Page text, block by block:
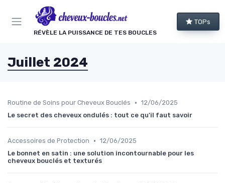
RÉVÈLE LA PUISSANCE DE TES BOUCLES
TOPs
Juillet 2024
Routine de Soins pour Cheveux Bouclés • 12/06/2025
Le secret des cheveux ondulés : tout ce qu'il faut savoir
Accessoires de Protection • 12/06/2025
Le bonnet en satin : une solution incontournable pour les
cheveux bouclés et texturés
Panneau de gestion des cookies